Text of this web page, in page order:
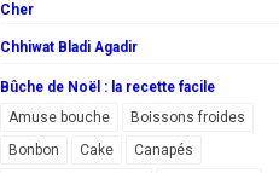
Cher
Chhiwat Bladi Agadir
Bûche de Noël : la recette facile
Amuse bouche
Boissons froides
Bonbon
Cake
Canapés